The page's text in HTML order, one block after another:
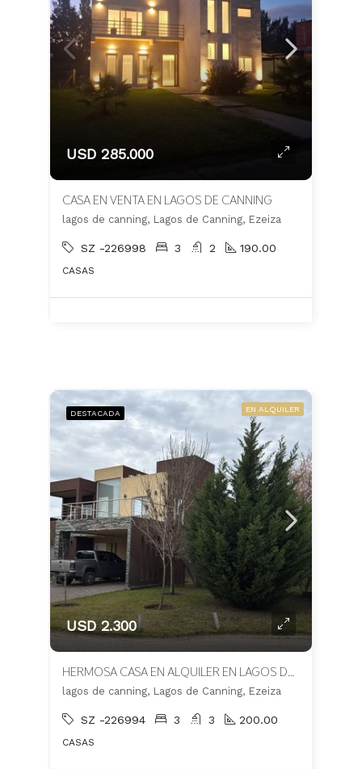
USD 285.000
CASA EN VENTA EN LAGOS DE CANNING
lagos de canning, Lagos de Canning, Ezeiza
SZ -226998 3 2 190.00
CASAS
DESTACADA EN ALQUILER
USD 2.300
HERMOSA CASA EN ALQUILER EN LAGOS DE CANNING
lagos de canning, Lagos de Canning, Ezeiza
SZ -226994 3 3 200.00
CASAS